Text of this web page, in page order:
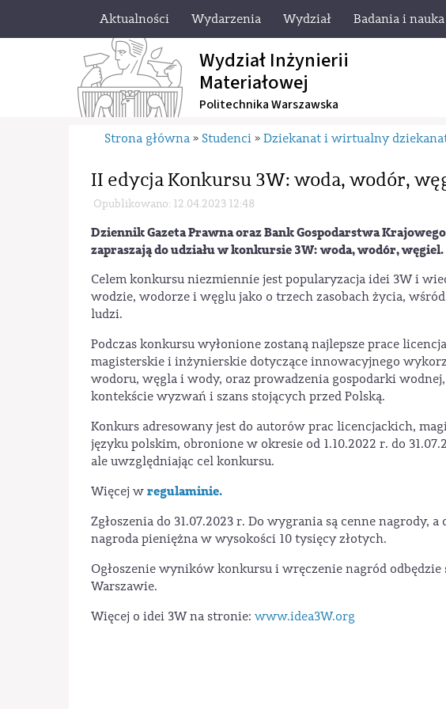
Aktualności Wydarzenia Wydział Badania i nauka
Wydział Inżynierii
Materiałowej
Politechnika Warszawska
Strona główna » Studenci » Dziekanat i wirtualny
II edycja Konkursu 3W: woda, wodór,
Opublikowano: 12.04.2023 12:48
Dziennik Gazeta Prawna oraz Bank Gospodarstwa Krajowego
zapraszają do udziału w konkursie 3W: woda, wodór, węgiel.
Celem konkursu niezmiennie jest popularyzacja idei 3W i
wodzie, wodorze i węglu jako o trzech zasobach życia,
ludzi.
Podczas konkursu wyłonione zostaną najlepsze prace
magisterskie i inżynierskie dotyczące innowacyjnego
wodoru, węgla i wody, oraz prowadzenia gospodarki
kontekście wyzwań i szans stojących przed Polską.
Konkurs adresowany jest do autorów prac licencjackich,
języku polskim, obronione w okresie od 1.10.2022 r. do
ale uwzględniając cel konkursu.
Więcej w regulaminie.
Zgłoszenia do 31.07.2023 r. Do wygrania są cenne
nagroda pieniężna w wysokości 10 tysięcy złotych.
Ogłoszenie wyników konkursu i wręczenie nagród
Warszawie.
Więcej o idei 3W na stronie: www.idea3W.org